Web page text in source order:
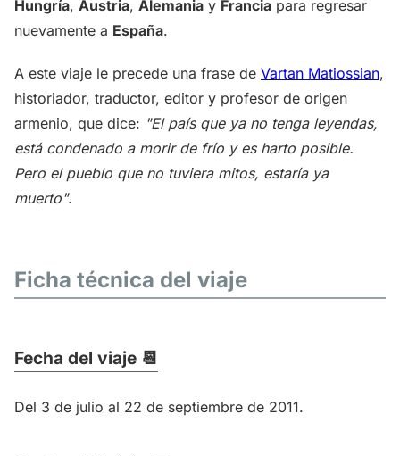
Hungría, Austria, Alemania y Francia para regresar
nuevamente a España.
A este viaje le precede una frase de Vartan Matiossian,
historiador, traductor, editor y profesor de origen
armenio, que dice: "El país que ya no tenga leyendas,
está condenado a morir de frío y es harto posible.
Pero el pueblo que no tuviera mitos, estaría ya
muerto".
Ficha técnica del viaje
Fecha del viaje 📆
Del 3 de julio al 22 de septiembre de 2011.